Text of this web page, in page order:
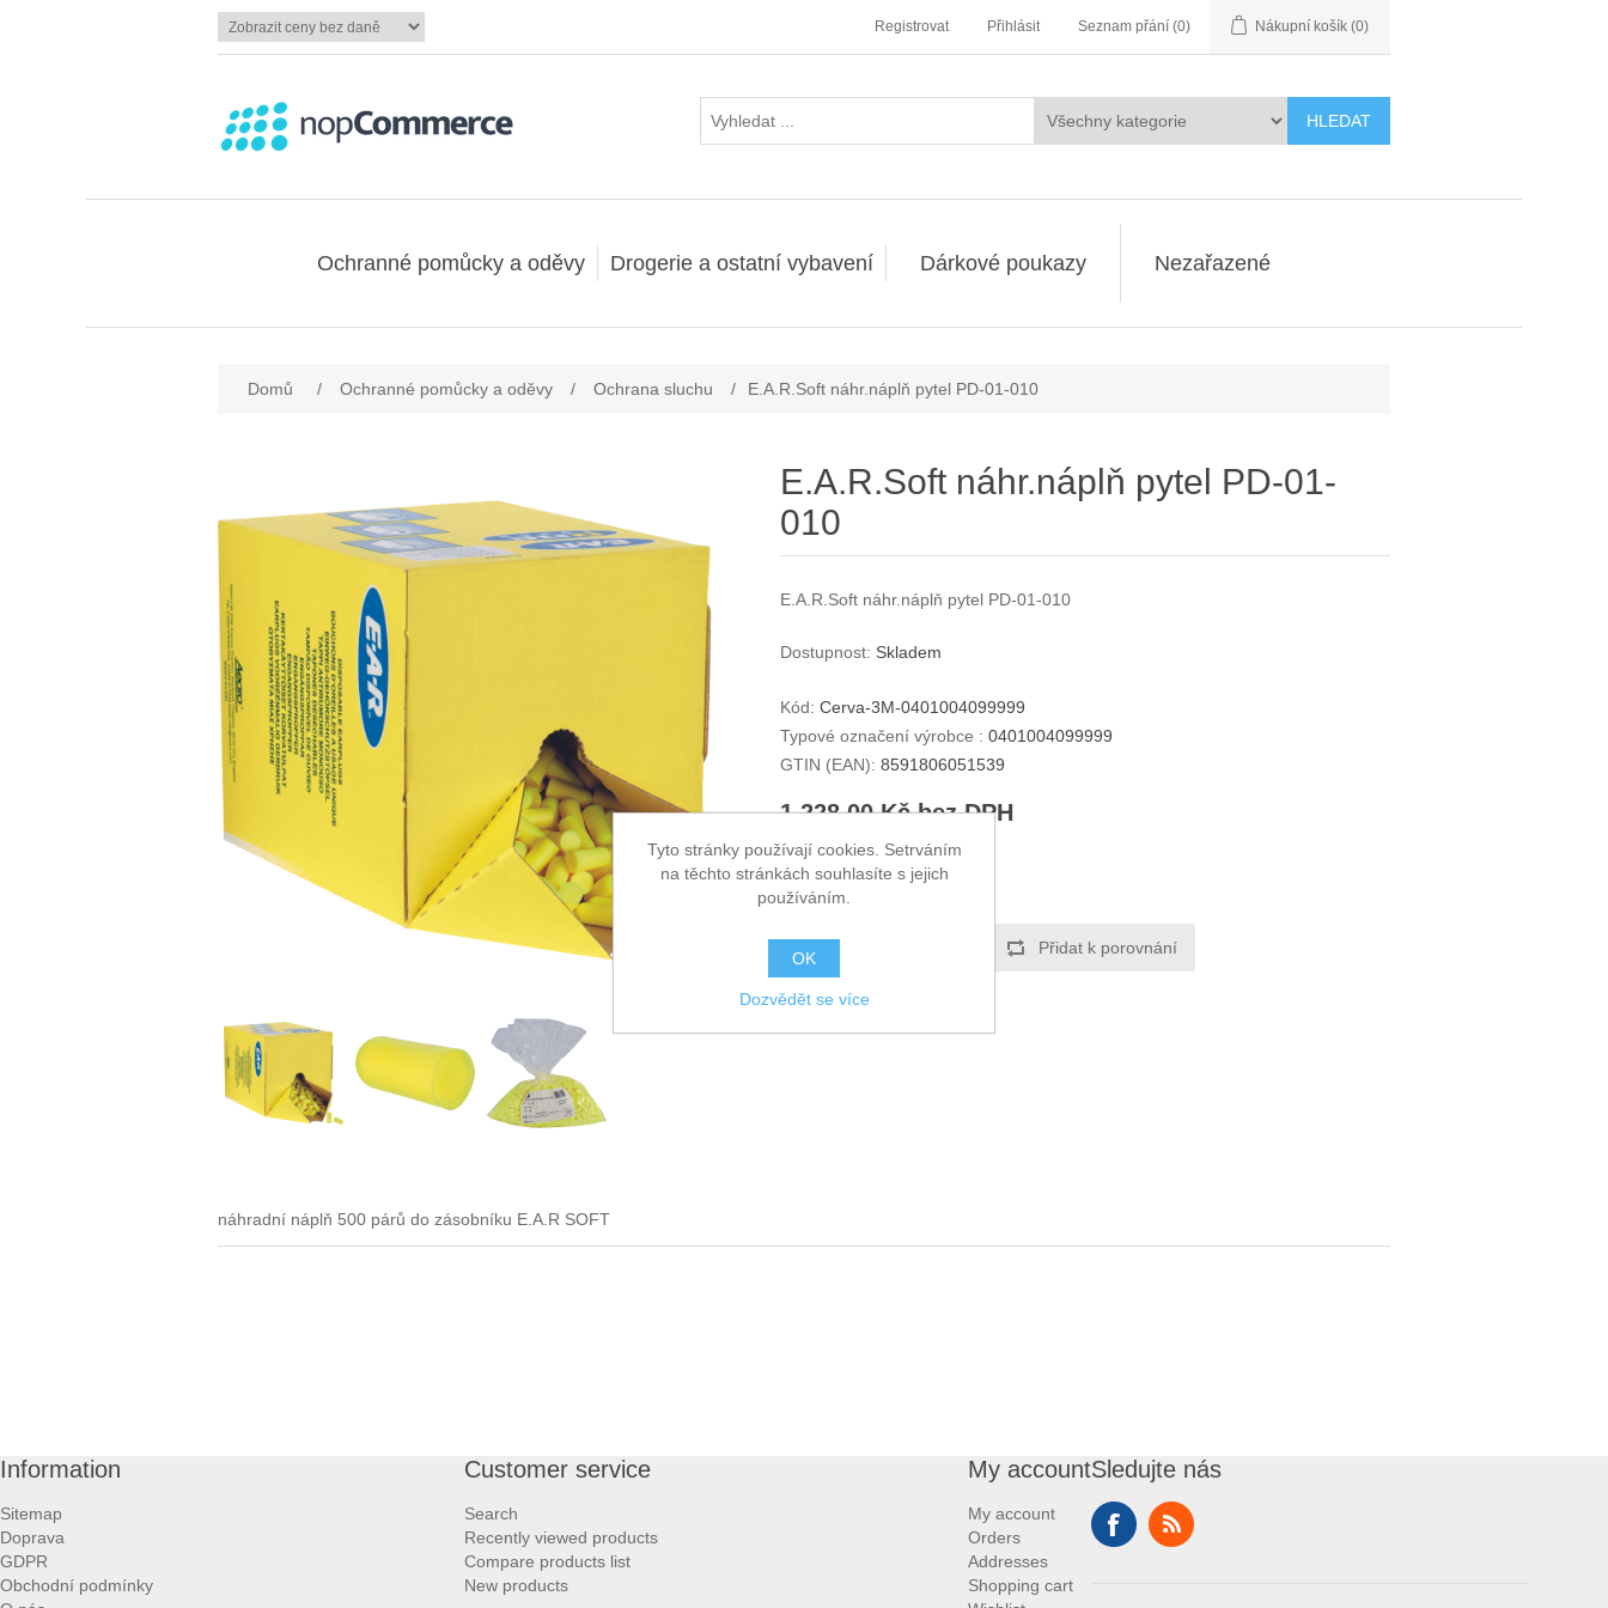
Registrovat Přihlásit Seznam přání (0) Nákupní košík (0)
HLEDAT
Ochranné pomůcky a oděvy Drogerie a ostatní vybavení Dárkové poukazy Nezařazené
Domů / Ochranné pomůcky a oděvy / Ochrana sluchu / E.A.R.Soft náhr.náplň pytel PD-01-010
E.A.R.Soft náhr.náplň pytel PD-01-
010
E.A.R.Soft náhr.náplň pytel PD-01-010
Dostupnost: Skladem
Kód: Cerva-3M-0401004099999
Typové označení výrobce : 0401004099999
GTIN (EAN): 8591806051539
1 228,00 Kč bez DPH
KOUPIT
Přidat k porovnání
náhradní náplň 500 párů do zásobníku E.A.R SOFT
Information
Sitemap
Doprava
GDPR
Obchodní podmínky
Customer service
Search
Recently viewed products
Compare products list
New products
My account
My account
Orders
Addresses
Shopping cart
Sledujte nás
Tyto stránky používají cookies. Setrváním
na těchto stránkách souhlasíte s jejich
používáním.
OK
Dozvědět se více